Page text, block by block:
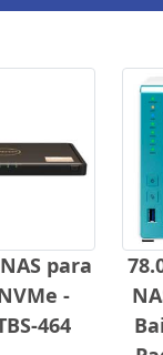
para
-
464